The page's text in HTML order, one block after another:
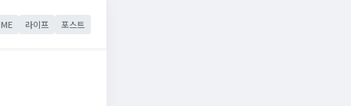
라이프 포스트